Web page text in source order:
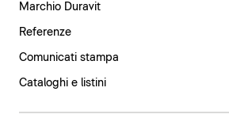
Marchio Duravit
Referenze
Comunicati stampa
Cataloghi e listini